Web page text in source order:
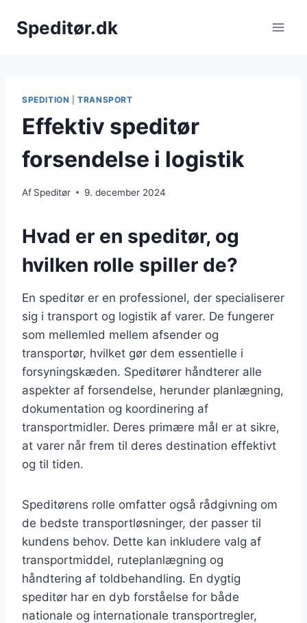
Speditør.dk
SPEDITION |TRANSPORT
Effektiv speditør
forsendelse i logistik
Af Speditør 9. december 2024
Hvad er en speditør, og
hvilken rolle spiller de?
En speditør er en professionel, der specialiserer
sig i transport og logistik af varer. De fungerer
som mellemled mellem afsender og
transportør, hvilket gør dem essentielle i
forsyningskæden. Speditører håndterer alle
aspekter af forsendelse, herunder planlægning,
dokumentation og koordinering af
transportmidler. Deres primære mål er at sikre,
at varer når frem til deres destination effektivt
og til tiden.
Speditørens rolle omfatter også rådgivning om
de bedste transportløsninger, der passer til
kundens behov. Dette kan inkludere valg af
transportmiddel, ruteplanlægning og
håndtering af toldbehandling. En dygtig
speditør har en dyb forståelse for både
nationale og internationale transportregler,